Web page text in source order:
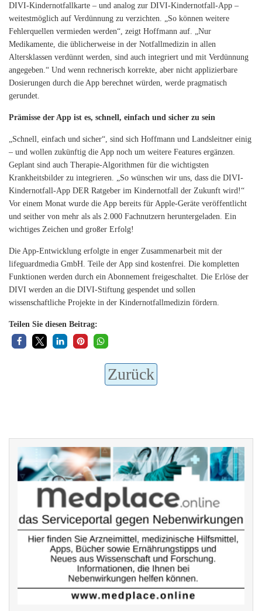
DIVI-Kindernotfallkarte – und analog zur DIVI-Kindernotfall-App –
weitestmöglich auf Verdünnung zu verzichten. „So können weitere
Fehlerquellen vermieden werden“, zeigt Hoffmann auf. „Nur
Medikamente, die üblicherweise in der Notfallmedizin in allen
Altersklassen verdünnt werden, sind auch integriert und mit Verdünnung
angegeben.“ Und wenn rechnerisch korrekte, aber nicht applizierbare
Dosierungen durch die App berechnet würden, werde pragmatisch
gerundet.
Prämisse der App ist es, schnell, einfach und sicher zu sein
„Schnell, einfach und sicher“, sind sich Hoffmann und Landsleitner einig
– und wollen zukünftig die App noch um weitere Features ergänzen.
Geplant sind auch Therapie-Algorithmen für die wichtigsten
Krankheitsbilder zu integrieren. „So wünschen wir uns, dass die DIVI-
Kindernotfall-App DER Ratgeber im Kindernotfall der Zukunft wird!“
Vor einem Monat wurde die App bereits für Apple-Geräte veröffentlicht
und seither von mehr als als 2.000 Fachnutzern heruntergeladen. Ein
wichtiges Zeichen und großer Erfolg!
Die App-Entwicklung erfolgte in enger Zusammenarbeit mit der
lifeguardmedia GmbH. Teile der App sind kostenfrei. Die kompletten
Funktionen werden durch ein Abonnement freigeschaltet. Die Erlöse der
DIVI werden an die DIVI-Stiftung gespendet und sollen
wissenschaftliche Projekte in der Kindernotfallmedizin fördern.
Teilen Sie diesen Beitrag:
Zurück